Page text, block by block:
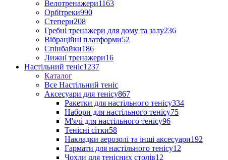
Велотренажери1163
Орбітреки990
Степери208
Гребні тренажери для дому та залу236
Вібраційні платформи52
Спінбайки186
Лижні тренажери16
Настільний теніс1237
Каталог
Все Настільний теніс
Аксесуари для тенісу867
Ракетки для настільного тенісу334
Набори для настільного тенісу75
М'ячі для настільного тенісу96
Тенісні сітки58
Накладки аерозолі та інші аксесуари192
Гармати для настільного тенісу12
Чохли для тенісних столів12